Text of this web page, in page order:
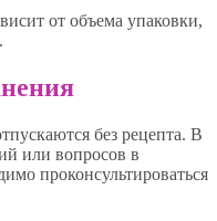
от объема упаковки,
без рецепта. В
или вопросов в
проконсультироваться